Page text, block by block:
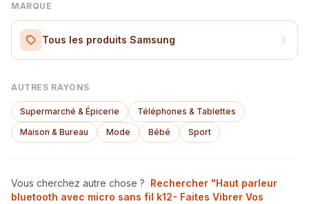
MARQUE
Tous les produits Samsung
AUTRES RAYONS
Supermarché & Épicerie
Téléphones & Tablettes
Maison & Bureau
Mode Bébé Sport
Vous cherchez autre chose ? Rechercher "Haut parleur
bluetooth avec micro sans fil k12- Faites Vibrer Vos